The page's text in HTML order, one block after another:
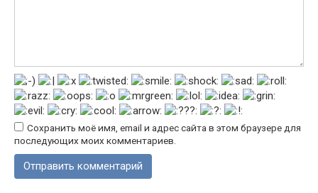
Сохранить моё имя, email и адрес сайта в этом браузере для
последующих моих комментариев.